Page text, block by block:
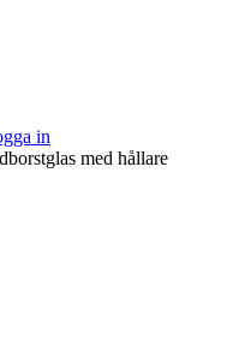
in
med hållare